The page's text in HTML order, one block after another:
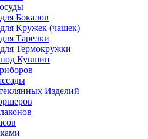
Бокалов
Кружек (чашек)
Тарелки
Термокружки
Кувшин
Изделий